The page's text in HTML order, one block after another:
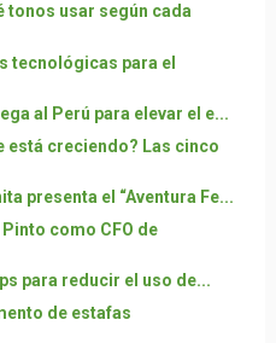
tonos usar según cada
tecnológicas para el
al Perú para elevar el e...
está creciendo? Las cinco
presenta el “Aventura Fe...
como CFO de
para reducir el uso de...
de estafas